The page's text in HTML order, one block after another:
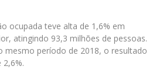
ocupada teve alta de 1,6% em
atingindo 93,3 milhões de pessoas.
mesmo período de 2018, o resultado